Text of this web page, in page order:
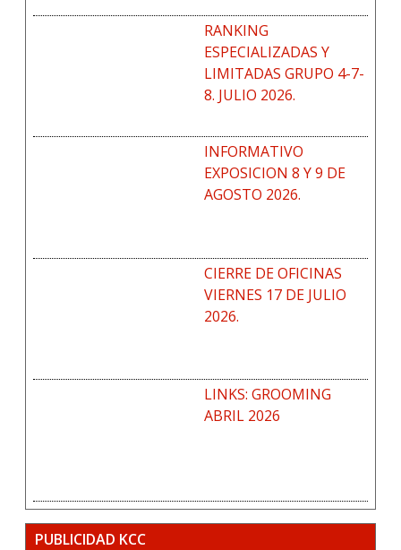
RANKING
ESPECIALIZADAS Y
LIMITADAS GRUPO 4-7-
8. JULIO 2026.
INFORMATIVO
EXPOSICION 8 Y 9 DE
AGOSTO 2026.
CIERRE DE OFICINAS
VIERNES 17 DE JULIO
2026.
LINKS: GROOMING
ABRIL 2026
PUBLICIDAD KCC